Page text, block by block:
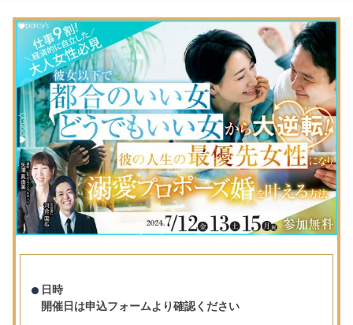
日時
開催日は申込フォームより確認ください